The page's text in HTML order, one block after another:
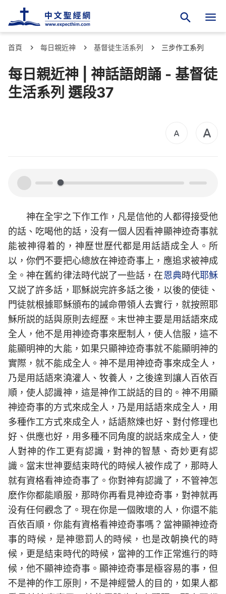
首頁 每日親近神 基督徒生活系列 三步作工系列
每日親近神 | 神話語朗誦 - 基督徒
生活系列 選段37
00:00 00:00
神在全宇之下作工作，凡是信他的人都得接受他
的話、吃喝他的話，没有一個人因看神顯神迹奇事就
能被神得着的，神歷世歷代都是用話語成全人。所
以，你們不要把心總放在神迹奇事上，應追求被神成
全。神在舊約律法時代説了一些話，在恩典時代耶穌
又説了許多話，耶穌説完許多話之後，以後的使徒、
門徒就根據耶穌頒布的誡命帶領人去實行，就按照耶
穌所説的話與原則去經歷。末世神主要是用話語來成
全人，他不是用神迹奇事來壓制人，使人信服，這不
能顯明神的大能，如果只顯神迹奇事就不能顯明神的
實際，就不能成全人。神不是用神迹奇事來成全人，
乃是用話語來澆灌人、牧養人，之後達到讓人百依百
順，使人認識神，這是神作工説話的目的。神不用顯
神迹奇事的方式來成全人，乃是用話語來成全人，用
多種作工方式來成全人，話語熬煉也好、對付修理也
好、供應也好，用多種不同角度的説話來成全人，使
人對神的作工更有認識，對神的智慧、奇妙更有認
識。當末世神要結束時代的時候人被作成了，那時人
就有資格看神迹奇事了。你對神有認識了，不管神怎
麽作你都能順服，那時你再看見神迹奇事，對神就再
没有任何觀念了。現在你是一個敗壞的人，你還不能
百依百順，你能有資格看神迹奇事嗎？當神顯神迹奇
事的時候，是神懲罰人的時候，也是改朝换代的時
候，更是結束時代的時候，當神的工作正常進行的時
候，他不顯神迹奇事。顯神迹奇事是極容易的事，但
不是神的作工原則，不是神經營人的目的，如果人都